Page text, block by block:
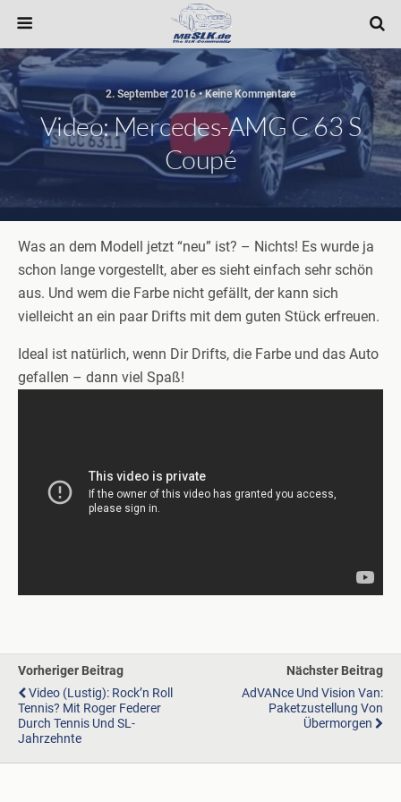
2. September 2016 • Keine Kommentare
Video: Mercedes-AMG C 63 S
Coupé
Was an dem Modell jetzt “neu” ist? – Nichts! Es wurde ja
schon lange vorgestellt, aber es sieht einfach sehr schön
aus. Und wem die Farbe nicht gefällt, der kann sich
vielleicht an ein paar Drifts mit dem guten Stück erfreuen.
Ideal ist natürlich, wenn Dir Drifts, die Farbe und das Auto
gefallen – dann viel Spaß!
Vorheriger Beitrag
Video (lustig): Rock’n Roll
Tennis? Mit Roger Federer
Durch Tennis Und SL-
Jahrzehnte
Nächster Beitrag
AdVANce Und Vision Van:
Paketzustellung Von
Übermorgen